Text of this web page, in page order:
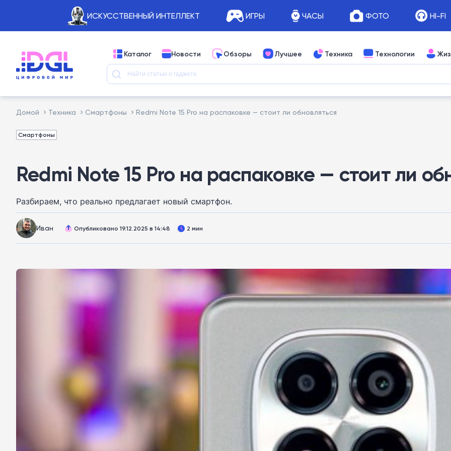
ИСКУССТВЕННЫЙ ИНТЕЛЛЕКТ ИГРЫ ЧАСЫ ФОТО HI-FI
Каталог Новости Обзоры Лучшее Техника Технологии
Домой Техника Смартфоны Redmi Note 15 Pro на распаковке — стоит ли обновляться
Смартфоны
Redmi Note 15 Pro на распаковке — стоит ли
Разбираем, что реально предлагает новый смартфон.
Иван Опубликовано 19.12.2025 в 14:48 2 мин